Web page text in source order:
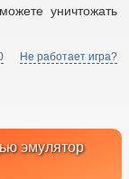
уничтожать
Не работает игра?
эмулятор